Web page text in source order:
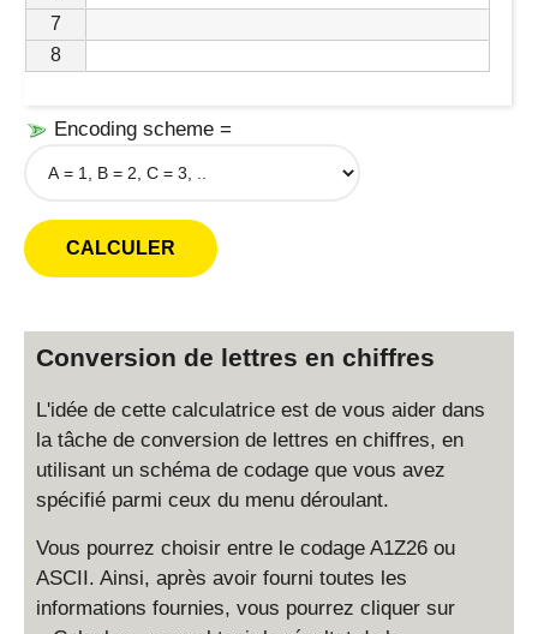
7
8
Encoding scheme =
Conversion de lettres en chiffres
L'idée de cette calculatrice est de vous aider dans
la tâche de conversion de lettres en chiffres, en
utilisant un schéma de codage que vous avez
spécifié parmi ceux du menu déroulant.
Vous pourrez choisir entre le codage A1Z26 ou
ASCII. Ainsi, après avoir fourni toutes les
informations fournies, vous pourrez cliquer sur